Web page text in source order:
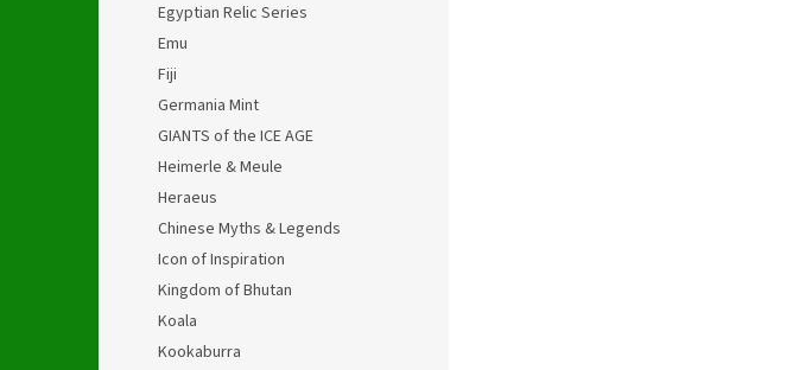
Egyptian Relic Series
Emu
Fiji
Germania Mint
GIANTS of the ICE AGE
Heimerle & Meule
Heraeus
Chinese Myths & Legends
Icon of Inspiration
Kingdom of Bhutan
Koala
Kookaburra